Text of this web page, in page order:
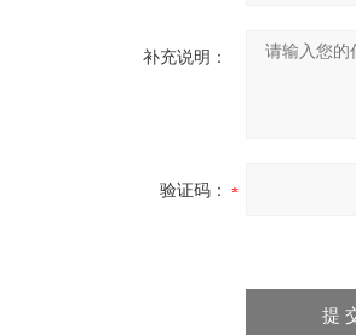
补充说明：
验证码：